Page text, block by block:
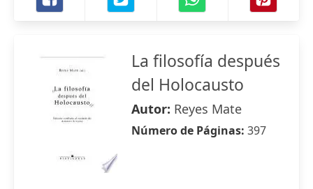
La filosofía después
del Holocausto
Autor: Reyes Mate
Número de Páginas: 397